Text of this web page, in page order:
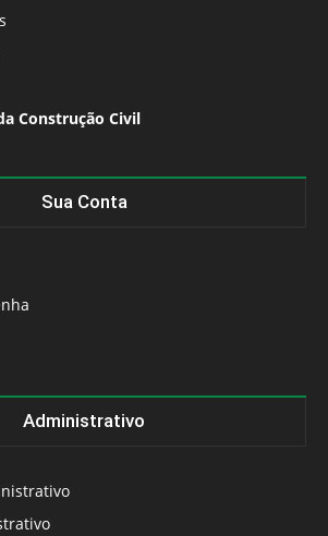
Construção Civil
Sua Conta
Administrativo